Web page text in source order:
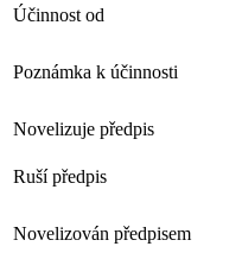
Účinnost od
Poznámka k účinnosti
Novelizuje předpis
Ruší předpis
Novelizován předpisem